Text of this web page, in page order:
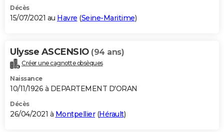
Décès
15/07/2021 au Havre (Seine-Maritime)
Ulysse ASCENSIO (94 ans)
Créer une cagnotte obsèques
Naissance
10/11/1926 à DEPARTEMENT D'ORAN
Décès
26/04/2021 à Montpellier(Hérault)